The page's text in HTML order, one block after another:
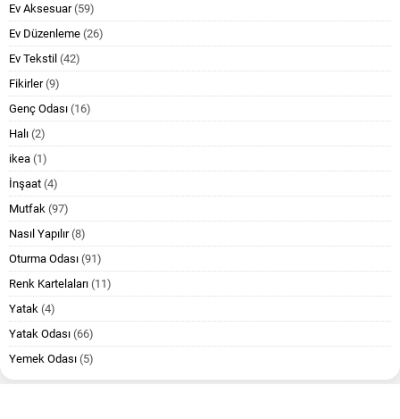
Ev Aksesuar(59)
Ev Düzenleme (26)
Ev Tekstil (42)
Fikirler(9)
Genç Odası (16)
Halı (2)
ikea (1)
İnşaat (4)
Mutfak (97)
Nasıl Yapılır(8)
Oturma Odası (91)
Renk Kartelaları (11)
Yatak (4)
Yatak Odası (66)
Yemek Odası (5)